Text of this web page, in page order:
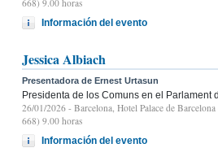
668) 9.00 horas
Información del evento
Jessica Albiach
Presentadora de Ernest Urtasun
Presidenta de los Comuns en el Parlament
26/01/2026 - Barcelona, Hotel Palace de
668) 9.00 horas
Información del evento